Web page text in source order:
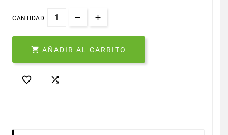
CANTIDAD
 AÑADIR AL CARRITO
 